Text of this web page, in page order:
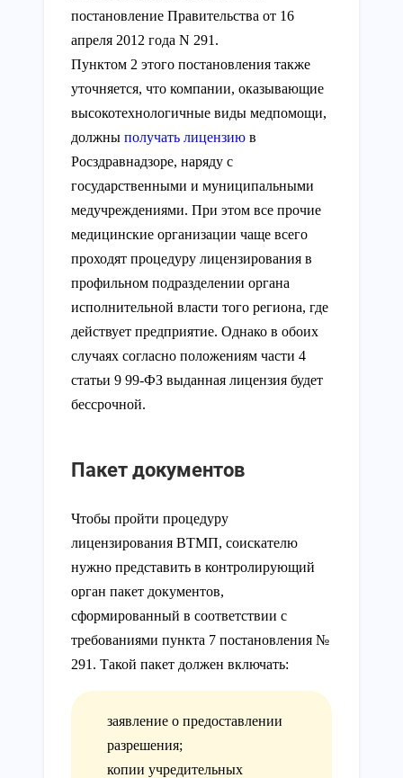
постановление Правительства от 16
апреля 2012 года N 291.
Пунктом 2 этого постановления также
уточняется, что компании, оказывающие
высокотехнологичные виды медпомощи,
должны получать лицензию в
Росздравнадзоре, наряду с
государственными и муниципальными
медучреждениями. При этом все прочие
медицинские организации чаще всего
проходят процедуру лицензирования в
профильном подразделении органа
исполнительной власти того региона, где
действует предприятие. Однако в обоих
случаях согласно положениям части 4
статьи 9 99-ФЗ выданная лицензия будет
бессрочной.
Пакет документов
Чтобы пройти процедуру
лицензирования ВТМП, соискателю
нужно представить в контролирующий
орган пакет документов,
сформированный в соответствии с
требованиями пункта 7 постановления №
291. Такой пакет должен включать:
заявление о предоставлении
разрешения;
копии учредительных